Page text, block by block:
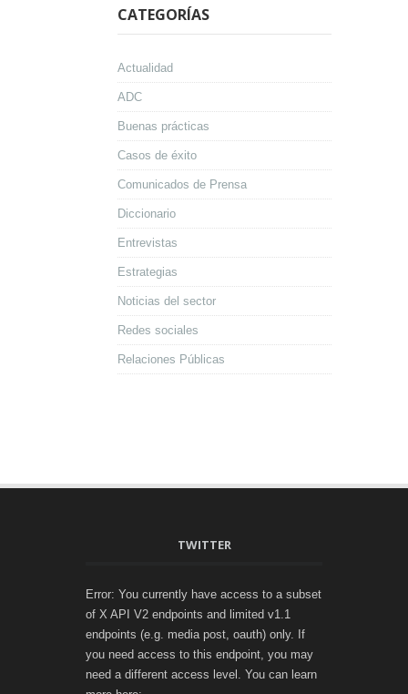
CATEGORÍAS
Actualidad
ADC
Buenas prácticas
Casos de éxito
Comunicados de Prensa
Diccionario
Entrevistas
Estrategias
Noticias del sector
Redes sociales
Relaciones Públicas
TWITTER
Error: You currently have access to a subset
of X API V2 endpoints and limited v1.1
endpoints (e.g. media post, oauth) only. If
you need access to this endpoint, you may
need a different access level. You can learn